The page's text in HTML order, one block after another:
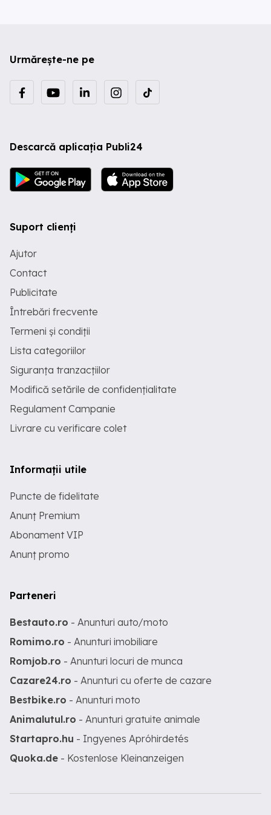
Urmărește-ne pe
Descarcă aplicația Publi24
Suport clienți
Ajutor
Contact
Publicitate
Întrebări frecvente
Termeni și condiții
Lista categoriilor
Siguranța tranzacțiilor
Modifică setările de confidențialitate
Regulament Campanie
Livrare cu verificare colet
Informații utile
Puncte de fidelitate
Anunț Premium
Abonament VIP
Anunț promo
Parteneri
Bestauto.ro - Anunturi auto/moto
Romimo.ro - Anunturi imobiliare
Romjob.ro - Anunturi locuri de munca
Cazare24.ro - Anunturi cu oferte de cazare
Bestbike.ro - Anunturi moto
Animalutul.ro - Anunturi gratuite animale
Startapro.hu - Ingyenes Apróhirdetés
Quoka.de - Kostenlose Kleinanzeigen